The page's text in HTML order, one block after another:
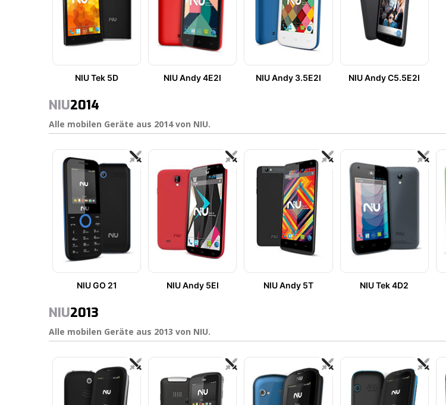
NIU Tek 5D NIU Andy 4E2I NIU Andy 3.5E2I NIU Andy C5.5E2I
NIU2014
Alle mobilen Geräte aus 2014 von NIU.
NIU GO 21 NIU Andy 5EI NIU Andy 5T NIU Tek 4D2
NIU2013
Alle mobilen Geräte aus 2013 von NIU.